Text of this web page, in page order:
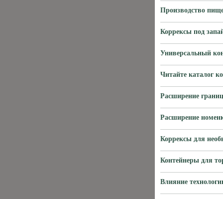
Производство
Коррексы под
Универсальный
Читайте каталог
Расширение
Расширение
Коррексы для
Контейнеры для
Влияние